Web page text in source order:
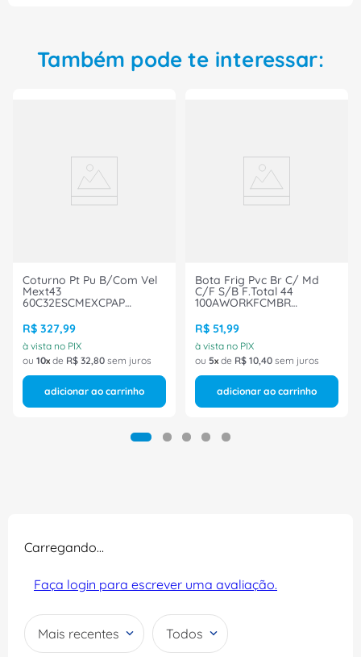
Também pode te interessar:
Coturno Pt Pu B/Com Vel
Mext43
60C32ESCMEXCPAP
R$ 327,99
à vista no PIX
ou 10 de R$ 32,80 sem juros
adicionar ao carrinho
Bota Frig Pvc Br C/ Md
C/F S/B F.Total 44
100AWORKFCMBR
R$ 51,99
à vista no PIX
ou 5 de R$ 10,40 sem juros
adicionar ao carrinho
Carregando…
Faça login para escrever uma avaliação.
Mais recentes Todos